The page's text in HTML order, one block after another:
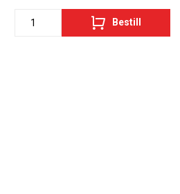
Bestill